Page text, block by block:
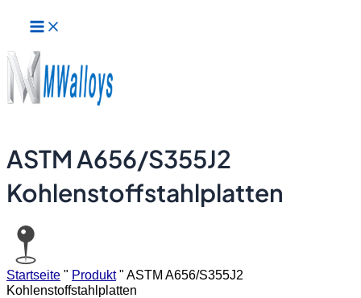
Inhalt
springen
ASTM A656/S355J2
Kohlenstoffstahlplatten
Startseite " Produkt" ASTM A656/S355J2
Kohlenstoffstahlplatten